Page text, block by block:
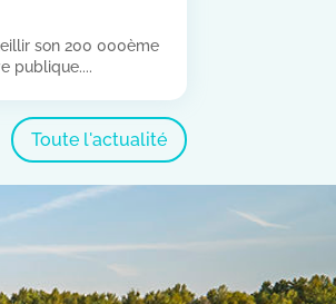
son 200 000ème
publique....
Toute l'actualité